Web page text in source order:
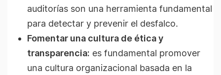
auditorías son una herramienta fundamental
para detectar y prevenir el desfalco.
Fomentar una cultura de ética y
transparencia: es fundamental promover
una cultura organizacional basada en la